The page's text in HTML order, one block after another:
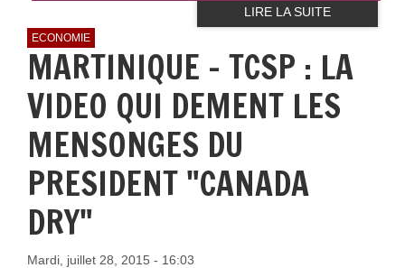
LIRE LA SUITE
ECONOMIE
MARTINIQUE - TCSP : LA
VIDEO QUI DEMENT LES
MENSONGES DU
PRESIDENT "CANADA
DRY"
Mardi, juillet 28, 2015 - 16:03